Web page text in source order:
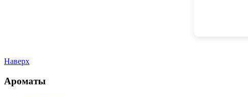
Наверх
Ароматы